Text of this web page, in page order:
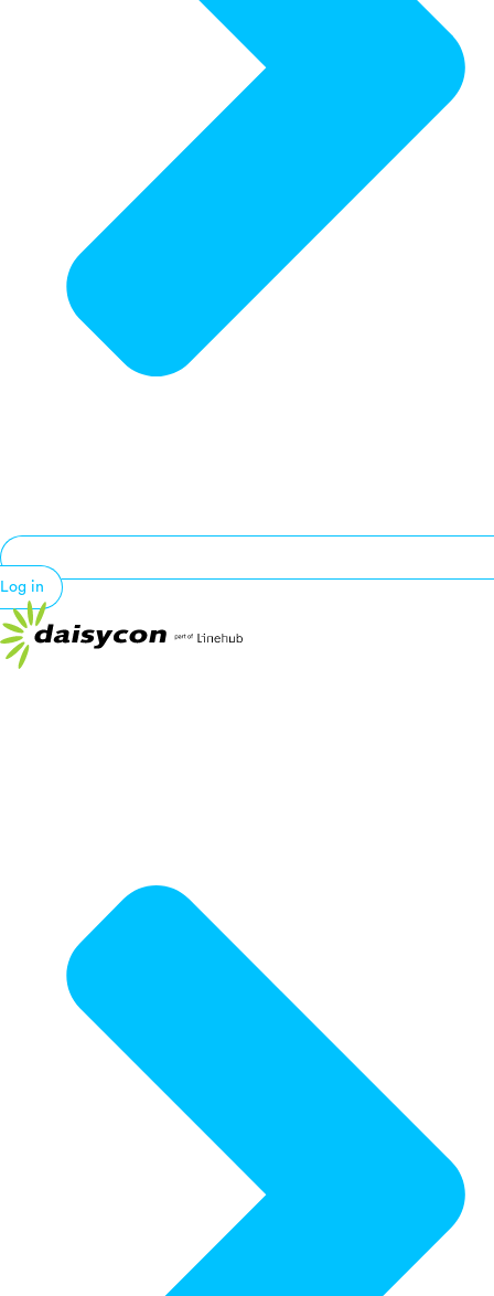
Log in